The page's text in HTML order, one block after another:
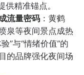
精准锚点。
流量密码：黄鹤
泉等夜间景点成热
”与“情绪价值”的
的品牌强化夜间场